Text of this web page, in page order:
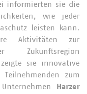
informierten sie die
wie jeder
leisten kann.
Aktivitäten zur
Zukunftsregion
zeigte sie innovative
zum
Harzer